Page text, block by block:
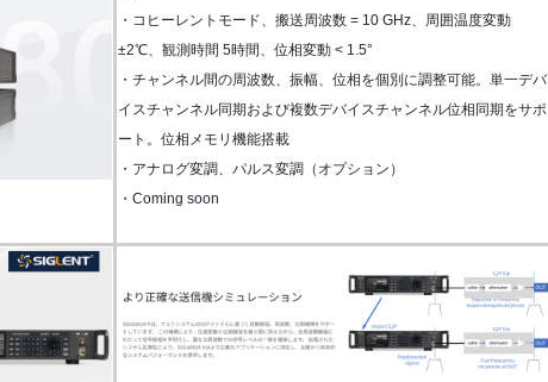
・コヒーレントモード、搬送周波数 = 10 GHz、周囲温度変動
±2℃、観測時間 5時間、位相変動 < 1.5°
・チャンネル間の周波数、振幅、位相を個別に調整可能。単一デバ
イスチャンネル同期および複数デバイスチャンネル位相同期をサポ
ート。位相メモリ機能搭載
・アナログ変調、パルス変調（オプション）
・Coming soon